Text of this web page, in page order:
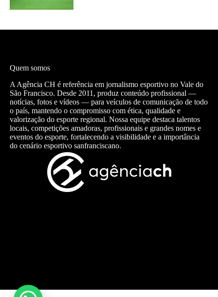
Quem somos
A Agência CH é referência em jornalismo esportivo no Vale do
São Francisco. Desde 2011, produz conteúdo profissional —
notícias, fotos e vídeos — para veículos de comunicação de todo
o país, mantendo o compromisso com ética, qualidade e
valorização do esporte regional. Nossa equipe destaca talentos
locais, competições amadoras, profissionais e grandes nomes e
eventos do esporte, fortalecendo a visibilidade e a importância
do cenário esportivo sanfranciscano.